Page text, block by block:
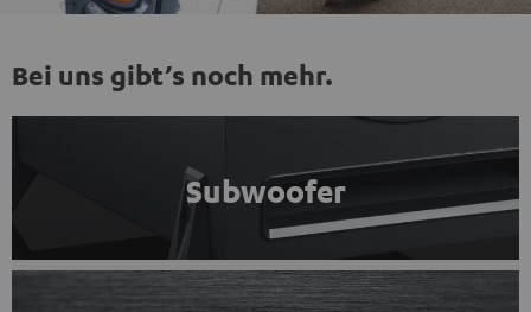
Bei uns gibt’s noch mehr.
Subwoofer